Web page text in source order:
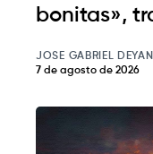
bonitas»,
JOSE GABRIEL
7 de agosto de 2026